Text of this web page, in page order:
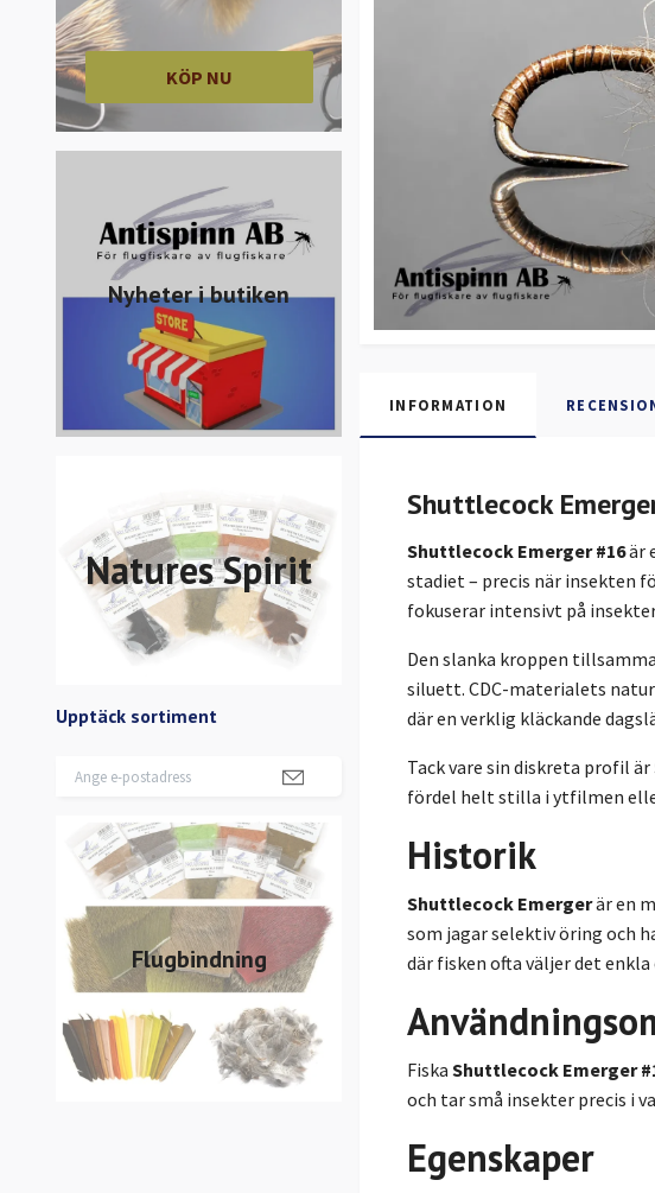
KÖP NU
Nyheter i butiken
Natures Spirit
Upptäck sortiment
Flugbindning
INFORMATION
Shuttlecock
Shuttlecock Emerger #16är
stadiet – precis när insekten
fokuserar intensivt på
Den slanka kroppen
siluett. CDC-materialets
där en verklig kläckande
Tack vare sin diskreta profil är
fördel helt stilla i ytfilmen
Historik
Shuttlecock Emergerär en
som jagar selektiv öring och
där fisken ofta väljer det
Fiska Shuttlecock Emerger
och tar små insekter precis i
Egenskaper